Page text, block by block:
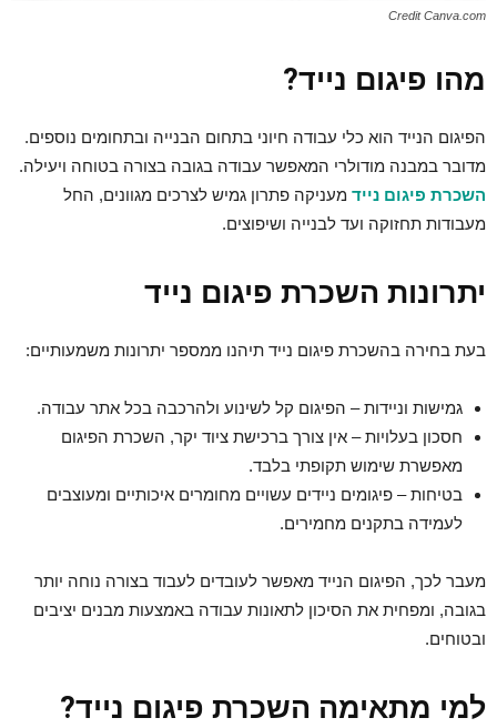
Credit Canva.com
מהו פיגום נייד?
הפיגום הנייד הוא כלי עבודה חיוני בתחום הבנייה ובתחומים נוספים.
מדובר במבנה מודולרי המאפשר עבודה בגובה בצורה בטוחה ויעילה.
השכרת פיגום נייד מעניקה פתרון גמיש לצרכים מגוונים, החל
מעבודות תחזוקה ועד לבנייה ושיפוצים.
יתרונות השכרת פיגום נייד
בעת בחירה בהשכרת פיגום נייד תיהנו ממספר יתרונות משמעותיים:
גמישות וניידות – הפיגום קל לשינוע ולהרכבה בכל אתר עבודה.
חסכון בעלויות – אין צורך ברכישת ציוד יקר, השכרת הפיגום
מאפשרת שימוש תקופתי בלבד.
בטיחות – פיגומים ניידים עשויים מחומרים איכותיים ומעוצבים
לעמידה בתקנים מחמירים.
מעבר לכך, הפיגום הנייד מאפשר לעובדים לעבוד בצורה נוחה יותר
בגובה, ומפחית את הסיכון לתאונות עבודה באמצעות מבנים יציבים
ובטוחים.
למי מתאימה השכרת פיגום נייד?